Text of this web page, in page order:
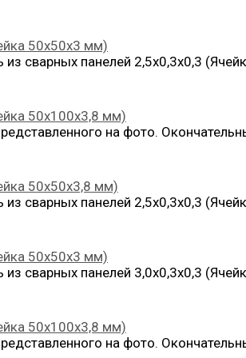
50х50х3 мм)
сварных панелей 2,5х0,3х0,3
50х100х3,8 мм)
на фото.
50х50х3,8 мм)
сварных панелей 2,5х0,3х0,3
50х50х3 мм)
сварных панелей 3,0х0,3х0,3
50х100х3,8 мм)
на фото.